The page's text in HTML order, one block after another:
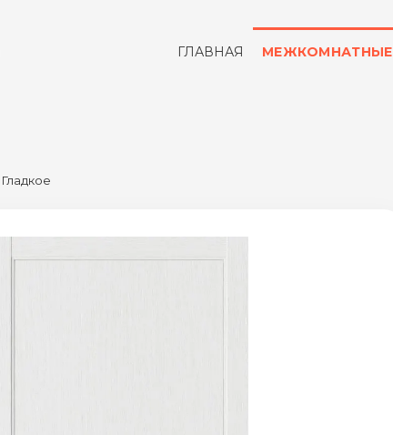
ГЛАВНАЯ МЕЖКОМНАТНЫЕ
Гладкое